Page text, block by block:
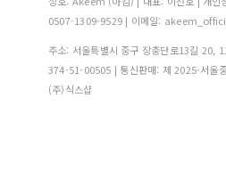
0507-1309-9529 | 이메일:
주소: 서울특별시 중구 장충단로13길 20,
374-51-00505 | 통신판매: 제 2025-서울
(주)식스샵